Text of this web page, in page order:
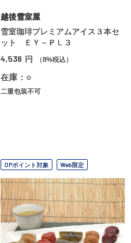
越後雪室屋
雪室珈琲プレミアムアイス３本セ
ット ＥＹ－ＰＬ３
4,536 円 （8%税込）
在庫：○
二重包装不可
OPポイント対象 Web限定